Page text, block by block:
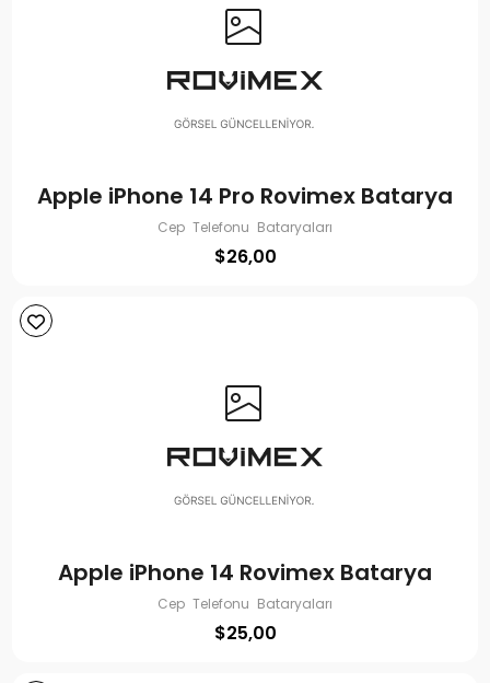
Apple iPhone 14 Pro Rovimex Batarya
Cep Telefonu Bataryaları
$26,00
Apple iPhone 14 Rovimex Batarya
Cep Telefonu Bataryaları
$25,00